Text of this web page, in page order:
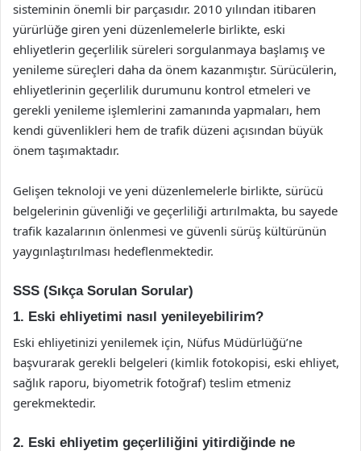
sisteminin önemli bir parçasıdır. 2010 yılından itibaren
yürürlüğe giren yeni düzenlemelerle birlikte, eski
ehliyetlerin geçerlilik süreleri sorgulanmaya başlamış ve
yenileme süreçleri daha da önem kazanmıştır. Sürücülerin,
ehliyetlerinin geçerlilik durumunu kontrol etmeleri ve
gerekli yenileme işlemlerini zamanında yapmaları, hem
kendi güvenlikleri hem de trafik düzeni açısından büyük
önem taşımaktadır.
Gelişen teknoloji ve yeni düzenlemelerle birlikte, sürücü
belgelerinin güvenliği ve geçerliliği artırılmakta, bu sayede
trafik kazalarının önlenmesi ve güvenli sürüş kültürünün
yaygınlaştırılması hedeflenmektedir.
SSS (Sıkça Sorulan Sorular)
1. Eski ehliyetimi nasıl yenileyebilirim?
Eski ehliyetinizi yenilemek için, Nüfus Müdürlüğü’ne
başvurarak gerekli belgeleri (kimlik fotokopisi, eski ehliyet,
sağlık raporu, biyometrik fotoğraf) teslim etmeniz
gerekmektedir.
2. Eski ehliyetim geçerliliğini yitirdiğinde ne